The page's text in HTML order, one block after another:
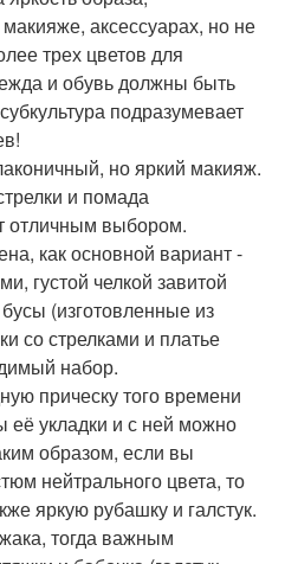
аксессуарах, но не
трех цветов для
и обувь должны быть
подразумевает
но яркий макияж.
и помада
отличным выбором.
как основной вариант -
густой челкой завитой
(изготовленные из
со стрелками и платье
набор.
прическу того времени
её укладки и с ней можно
образом, если вы
нейтрального цвета, то
яркую рубашку и галстук.
тогда важным